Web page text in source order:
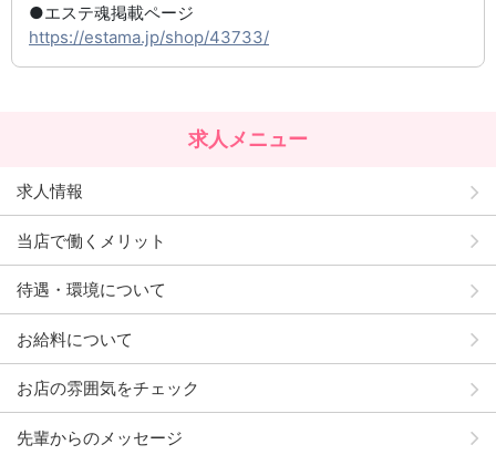
●エステ魂掲載ページ
https://estama.jp/shop/43733/
求人メニュー
求人情報
当店で働くメリット
待遇・環境について
お給料について
お店の雰囲気をチェック
先輩からのメッセージ